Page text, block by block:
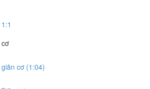
cơ (1:04)